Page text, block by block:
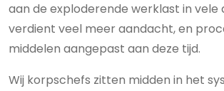
aan de exploderende werklast in vele
verdient veel meer aandacht, en
middelen aangepast aan deze tijd.
Wij korpschefs zitten midden in het